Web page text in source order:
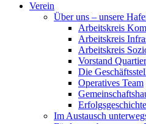
Verein
Über uns – unsere
Arbeitskreis
Arbeitskreis
Arbeitskreis
Vorstand
Die
Operatives Team
Im Austausch